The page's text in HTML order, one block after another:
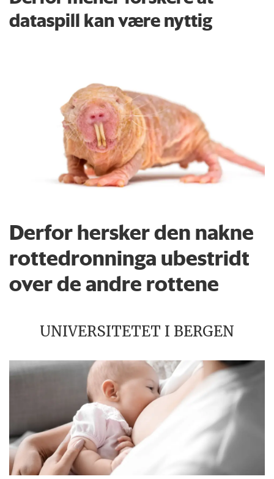
dataspill kan være nyttig
Derfor hersker den nakne
rottedronninga ubestridt
over de andre rottene
UNIVERSITETET I BERGEN